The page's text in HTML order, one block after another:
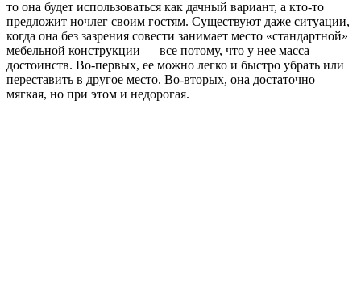
то она будет использоваться как дачный вариант, а кто-то
предложит ночлег своим гостям. Существуют даже ситуации,
когда она без зазрения совести занимает место «стандартной»
мебельной конструкции — все потому, что у нее масса
достоинств. Во-первых, ее можно легко и быстро убрать или
переставить в другое место. Во-вторых, она достаточно
мягкая, но при этом и недорогая.